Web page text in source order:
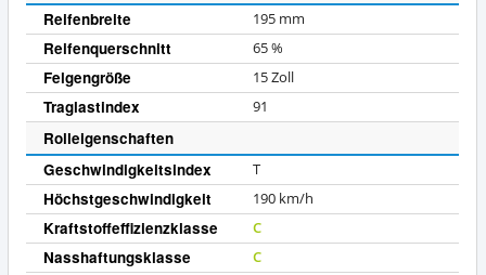
Reifenbreite
195 mm
Reifenquerschnitt 65%
Felgengröße 15Zoll
Traglastindex 91
Rolleigenschaften
Geschwindigkeitsindex
T
Höchstgeschwindigkeit 190 km/h
Kraftstoffeffizienzklasse C
Nasshaftungsklasse C